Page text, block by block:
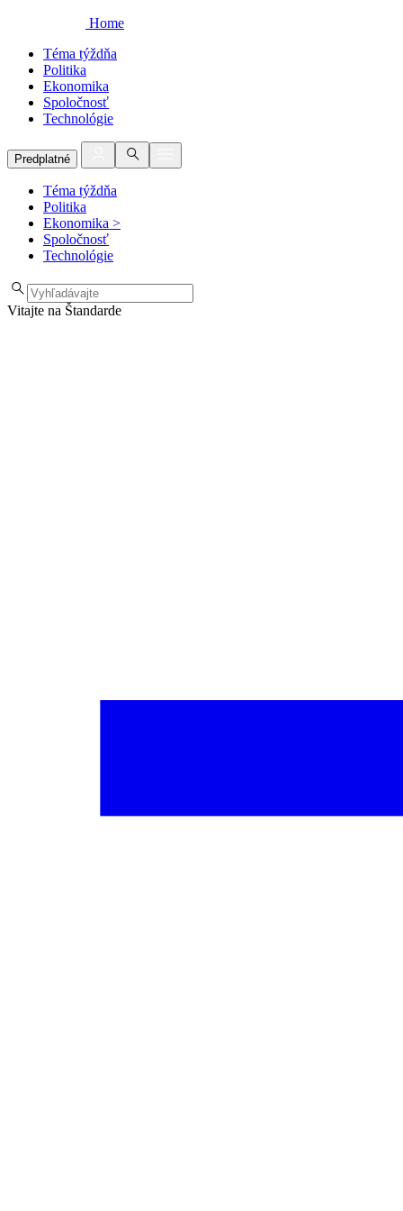
Home
Téma týždňa
Politika
Ekonomika
Spoločnosť
Technológie
Predplatné
Téma týždňa
Politika
Ekonomika >
Spoločnosť
Technológie
Vitajte na Štandarde